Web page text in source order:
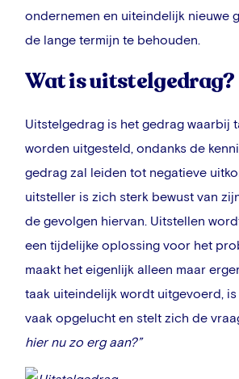
ondernemen en uiteindelijk nieuwe
de lange termijn te behouden.
Wat is uitstelgedrag?
Uitstelgedrag is het gedrag waarbij
worden uitgesteld, ondanks de
gedrag zal leiden tot negatieve
uitsteller is zich sterk bewust van
de gevolgen hiervan. Uitstellen
een tijdelijke oplossing voor het
maakt het eigenlijk alleen maar
taak uiteindelijk wordt uitgevoerd,
vaak opgelucht en stelt zich de
hier nu zo erg aan?”